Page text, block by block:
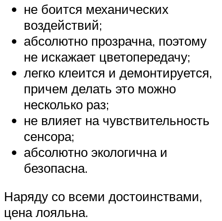
не боится механических
воздействий;
абсолютно прозрачна, поэтому
не искажает цветопередачу;
легко клеится и демонтируется,
причем делать это можно
несколько раз;
не влияет на чувствительность
сенсора;
абсолютно экологична и
безопасна.
Наряду со всеми достоинствами,
цена лояльна.